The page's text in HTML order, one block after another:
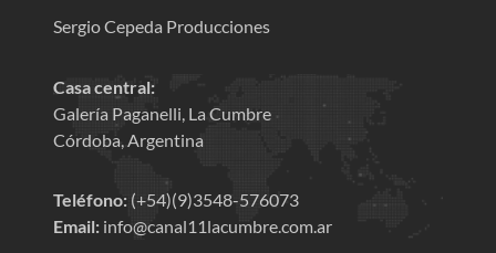
Sergio Cepeda Producciones
Casa central:
Galería Paganelli, La Cumbre
Córdoba, Argentina
Teléfono: (+54)(9)3548-576073
Email: info@canal11lacumbre.com.ar